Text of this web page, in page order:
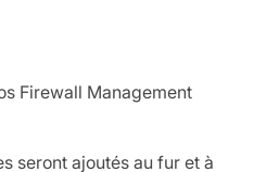
Firewall Management
seront ajoutés au fur et à